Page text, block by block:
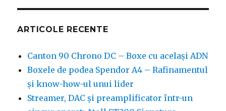
ARTICOLE RECENTE
Canton 90 Chrono DC – Boxe cu același ADN
Boxele de podea Spendor A4 – Rafinamentul
și know-how-ul unui lider
Streamer, DAC și preamplificator într-un